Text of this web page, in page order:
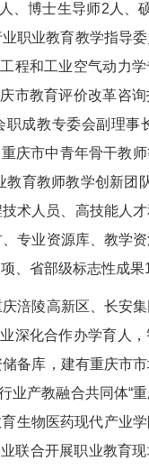
、博士生导师2人、
职业教育教学指导委
程和工业空气动力
市教育评价改革咨
成教专委会副理事
庆市中青年骨干教
教育教师教学创新团
术人员、高技能人
专业资源库、教学
、省部级标志性成果
涪陵高新区、长安
深化合作办学育人
备库，建有重庆市
业产教融合共同体“
生物医药现代产业
联合开展职业教育